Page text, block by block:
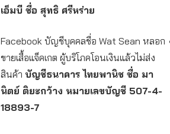
เอ็มบี ชื่อ สุทธิ ศรีหร่าย
Facebook บัญชีบุคคลชื่อ Wat Sean หลอก
ขายเสื้อแจ็คเกต ผู้บริโภคโอนเงินแล้วไม่ส่ง
สินค้า บัญชีธนาคาร ไทยพานิช ชื่อ มา
นิตย์ ติยะกว้าง หมายเลขบัญชี 507-4-
18893-7